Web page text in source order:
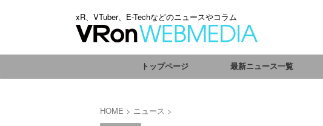
xR、VTuber、E-Techなどのニュースやコラム
トップページ 最新ニュース一覧
HOME > ニュース >